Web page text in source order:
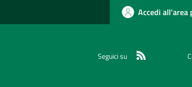
Accedi all'area
Seguici su